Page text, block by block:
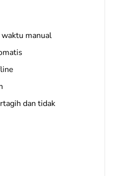
manual
dan tidak